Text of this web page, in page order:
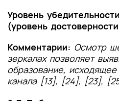
Уровень
(уровень
Комментарии: Осмотр
зеркалах позволяет
образование,
канала [13], [24], [23],